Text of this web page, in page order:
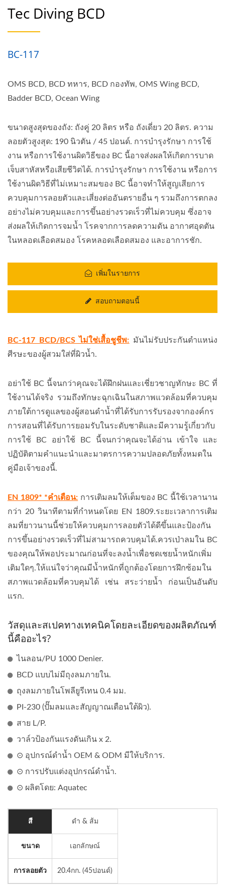
Tec Diving BCD
BC-117
OMS BCD, BCD ทหาร, BCD กองทัพ, OMS Wing BCD,
Badder BCD, Ocean Wing
ขนาดสูงสุดของถัง: ถังคู่ 20 ลิตร หรือ ถังเดี่ยว 20 ลิตร. ความ
ลอยตัวสูงสุด: 190 นิวตัน / 45 ปอนด์. การบำรุงรักษา การใช้
งาน หรือการใช้งานผิดวิธีของ BC นี้อาจส่งผลให้เกิดการบาด
เจ็บสาหัสหรือเสียชีวิตได้. การบำรุงรักษา การใช้งาน หรือการ
ใช้งานผิดวิธีที่ไม่เหมาะสมของ BC นี้อาจทำให้สูญเสียการ
ควบคุมการลอยตัวและเสี่ยงต่ออันตรายอื่น ๆ รวมถึงการตกลง
อย่างไม่ควบคุมและการขึ้นอย่างรวดเร็วที่ไม่ควบคุม ซึ่งอาจ
ส่งผลให้เกิดการจมน้ำ โรคจากการลดความดัน อากาศอุดตัน
ในหลอดเลือดสมอง โรคหลอดเลือดสมอง และอาการชัก.
เพิ่มในรายการ
สอบถามตอนนี้
BC-117 BCD/BCS ไม่ใช่เสื้อชูชีพ: มันไม่รับประกันตำแหน่ง
ศีรษะของผู้สวมใส่ที่ผิวน้ำ.
อย่าใช้ BC นี้จนกว่าคุณจะได้ฝึกฝนและเชี่ยวชาญทักษะ BC ที่
ใช้งานได้จริง รวมถึงทักษะฉุกเฉินในสภาพแวดล้อมที่ควบคุม
ภายใต้การดูแลของผู้สอนดำน้ำที่ได้รับการรับรองจากองค์กร
การสอนที่ได้รับการยอมรับในระดับชาติและมีความรู้เกี่ยวกับ
การใช้ BC อย่าใช้ BC นี้จนกว่าคุณจะได้อ่าน เข้าใจ และ
ปฏิบัติตามคำแนะนำและมาตรการความปลอดภัยทั้งหมดใน
คู่มือเจ้าของนี้.
EN 1809* *คำเตือน: การเติมลมให้เต็มของ BC นี้ใช้เวลานาน
กว่า 20 วินาทีตามที่กำหนดโดย EN 1809.ระยะเวลาการเติม
ลมที่ยาวนานนี้ช่วยให้ควบคุมการลอยตัวได้ดีขึ้นและป้องกัน
การขึ้นอย่างรวดเร็วที่ไม่สามารถควบคุมได้.ควรเป่าลมใน BC
ของคุณให้พอประมาณก่อนที่จะลงน้ำเพื่อชดเชยน้ำหนักเพิ่ม
เติมใดๆ.ให้แน่ใจว่าคุณมีน้ำหนักที่ถูกต้องโดยการฝึกซ้อมใน
สภาพแวดล้อมที่ควบคุมได้ เช่น สระว่ายน้ำ ก่อนเป็นอันดับ
แรก.
วัสดุและสเปคทางเทคนิคโดยละเอียดของผลิตภัณฑ์
นี้คืออะไร?
ไนลอน/PU 1000 Denier.
BCD แบบไม่มีถุงลมภายใน.
ถุงลมภายในโพลียูรีเทน 0.4 มม.
PI-230 (ปั๊มลมและสัญญาณเตือนใต้ผิว).
สาย L/P.
วาล์วป้องกันแรงดันเกิน x 2.
⊙ อุปกรณ์ดำน้ำ OEM & ODM มีให้บริการ.
⊙ การปรับแต่งอุปกรณ์ดำน้ำ.
⊙ ผลิตโดย: Aquatec
สี ดำ & ส้ม
ขนาด เอกลักษณ์
การลอยตัว 20.4กก. (45ปอนด์)